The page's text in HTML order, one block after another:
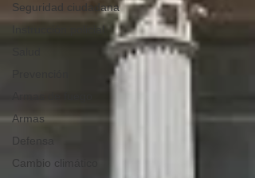
Seguridad ciudadana
Instrucción policial
Armas
Defensa
Cambio climático